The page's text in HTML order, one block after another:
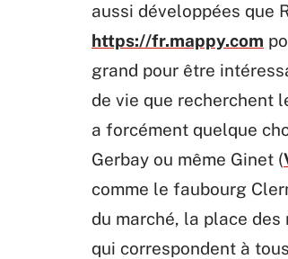
aussi développées que
https://fr.mappy.com
grand pour être
de vie que recherchent
a forcément quelque
Gerbay ou même Ginet (
comme le faubourg
du marché, la place
qui correspondent à